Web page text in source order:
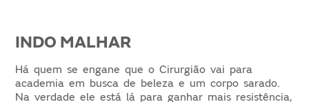
INDO MALHAR
Há quem se engane que o Cirurgião vai para
academia em busca de beleza e um corpo sarado.
Na verdade ele está lá para ganhar mais resistência,